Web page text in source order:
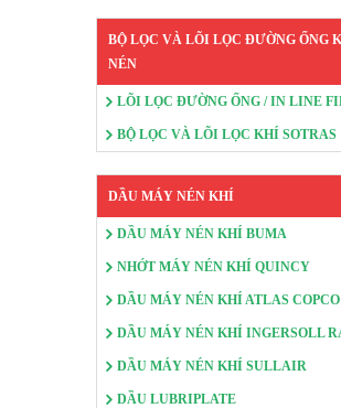
BỘ LỌC VÀ LÕI LỌC ĐƯỜNG ỐNG
NÉN
LÕI LỌC ĐƯỜNG ỐNG / IN LINE
BỘ LỌC VÀ LÕI LỌC KHÍ SOTRAS
DẦU MÁY NÉN KHÍ
DẦU MÁY NÉN KHÍ BUMA
NHỚT MÁY NÉN KHÍ QUINCY
DẦU MÁY NÉN KHÍ ATLAS COPCO
DẦU MÁY NÉN KHÍ INGERSOLL
DẦU MÁY NÉN KHÍ SULLAIR
DẦU LUBRIPLATE